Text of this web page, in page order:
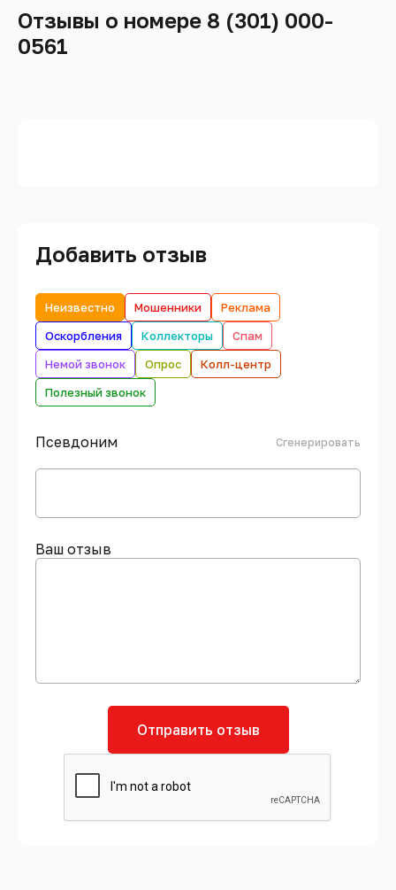
Отзывы о номере 8 (301) 000-
0561
Добавить отзыв
Неизвестно Мошенники
Реклама
Оскорбления
Коллекторы
Спам
Немой звонок
Опрос
Колл-центр
Полезный звонок
Псевдоним Сгенерировать
Ваш отзыв
Отправить отзыв